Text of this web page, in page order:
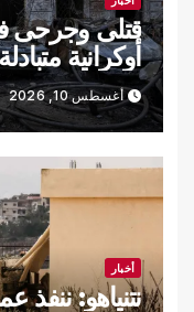
قتلى وجرحى
أوكرانية
أغسطس 10, 2026
أخبار
نتنياهو: ننفذ